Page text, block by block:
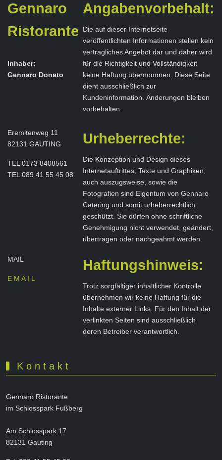
Gennaro
Ristorante
Inhaber:
Gennaro Donato
Angabenvorbehalt:
Die auf dieser Internetseite
veröffentlichten Informationen stellen kein
vertragliches Angebot dar und daher wird
für die Richtigkeit und Vollständigkeit
keine Haftung übernommen. Diese Seite
dient ausschließlich zur
Kundeninformation. Änderungen bleiben
vorbehalten.
Eremitenweg 11
82131 GAUTING
TEL 0173 8408561
TEL 089 41 55 45 08
Urheberrechte:
Die Konzeption und Design dieses
Internetauftrittes, Texte und Graphiken,
auch auszugsweise, sowie die
Fotografien sind Eigentum von Gennaro
Catering und somit urheberrechtlich
geschützt. Sie dürfen ohne schriftliche
Genehmigung nicht verwendet, geändert,
übertragen oder nachgeahmt werden.
MAIL
E M A I L
Haftungshinweis:
Trotz sorgfältiger inhaltlicher Kontrolle
übernehmen wir keine Haftung für die
Inhalte externer Links. Für den Inhalt der
verlinkten Seiten sind ausschließlich
deren Betreiber verantwortlich.
K o n t a k t
Gennaro Ristorante
im Schlosspark Fußberg
Am Schlosspark 17
82131 Gauting